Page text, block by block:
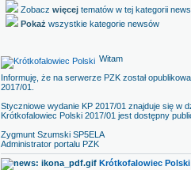
Zobacz więcej tematów w tej kategorii
Pokaż wszystkie kategorie newsów
Witam
Informuję, że na serwerze PZK został
2017/01.
Styczniowe wydanie KP 2017/01 znajduje się w
Krótkofalowiec Polski 2017/01 jest dostępny
Zygmunt Szumski SP5ELA
Administrator portalu PZK
Krótkofalowiec Polski